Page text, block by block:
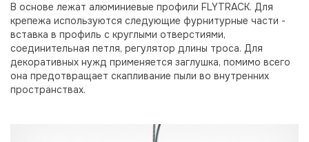
В основе лежат алюминиевые профили FLYTRACK. Для
крепежа используются следующие фурнитурные части -
вставка в профиль с круглыми отверстиями,
соединительная петля, регулятор длины троса. Для
декоративных нужд применяется заглушка, помимо всего
она предотвращает скапливание пыли во внутренних
пространствах.